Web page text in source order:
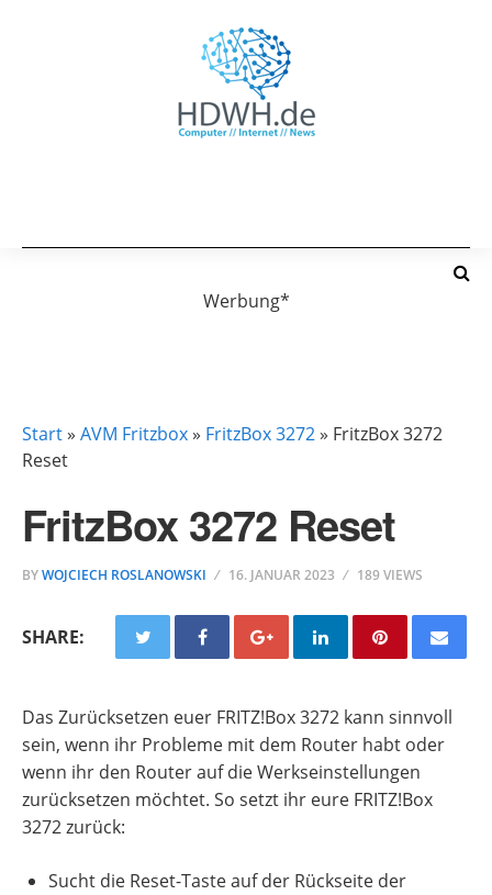
Werbung*
Start» AVM Fritzbox» FritzBox 3272» FritzBox 3272
Reset
FritzBox 3272 Reset
BYWOJCIECH ROSLANOWSKI 16. JANUAR 2023 189 VIEWS
SHARE:
Das Zurücksetzen euer FRITZ!Box 3272 kann sinnvoll
sein, wenn ihr Probleme mit dem Router habt oder
wenn ihr den Router auf die Werkseinstellungen
zurücksetzen möchtet. So setzt ihr eure FRITZ!Box
3272 zurück:
Sucht die Reset-Taste auf der Rückseite der